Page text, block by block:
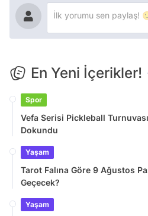
En Yeni İçerikler!
Spor
Vefa Serisi Pickleball
Dokundu
Yaşam
Tarot Falına Göre 9 Ağustos
Geçecek?
Yaşam